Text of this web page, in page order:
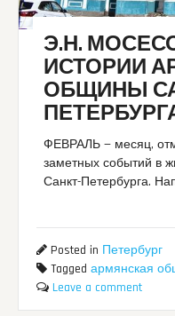
Э.Н.
ИСТОРИИ
ОБЩИНЫ
ФЕВРАЛЬ — месяц,
заметных событий в
Санкт-Петербурга.
Posted in Петербург
Taggedармянская
Leave a comment